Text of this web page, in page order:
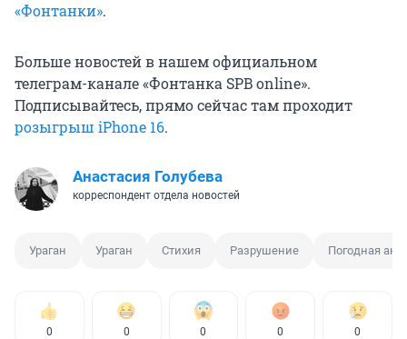
«Фонтанки».
Больше новостей в нашем официальном
телеграм-канале «Фонтанка SPB online».
Подписывайтесь, прямо сейчас там проходит
розыгрыш iPhone 16.
Анастасия Голубева
корреспондент отдела новостей
Ураган Ураган Стихия Разрушение Погодная
0 0 0 0 0